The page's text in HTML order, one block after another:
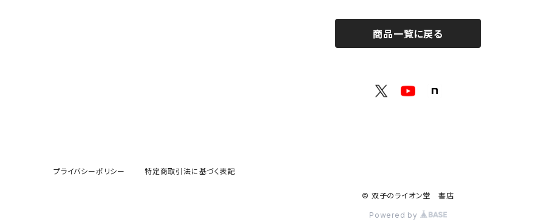
商品一覧に戻る
プライバシーポリシー 特定商取引法に基づく表記
© 双子のライオン堂 書店
Powered by